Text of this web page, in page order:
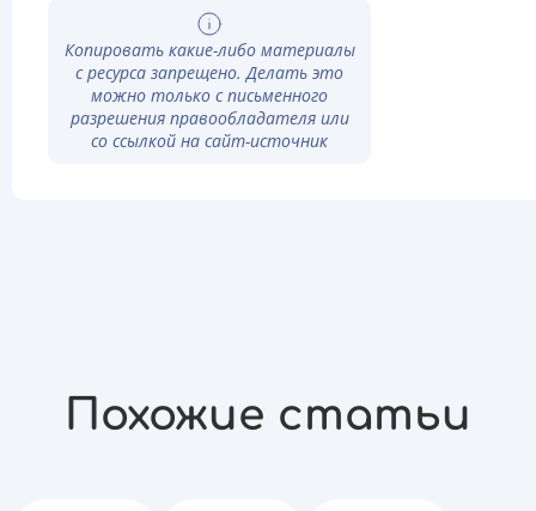
Копировать какие-либо материалы
с ресурса запрещено. Делать это
можно только с письменного
разрешения правообладателя или
со ссылкой на сайт-источник
Похожие статьи